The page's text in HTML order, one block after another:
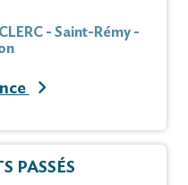
- Saint-Rémy -
PASSÉS